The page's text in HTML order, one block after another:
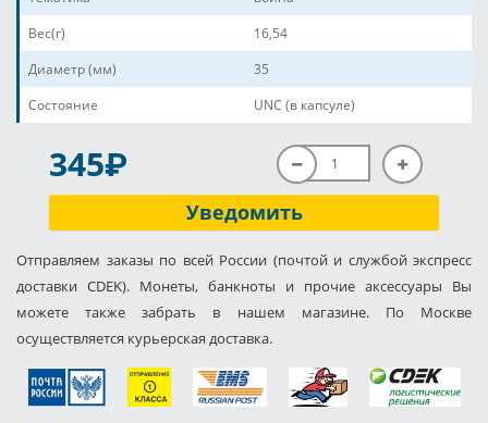
Вес(г)
16,54
Диаметр (мм)
35
Состояние
UNC (в капсуле)
345P
Уведомить
Отправляем заказы по всей России (почтой и службой экспресс
доставки CDEK). Монеты, банкноты и прочие аксессуары Вы
можете также забрать в нашем магазине. По Москве
осуществляется курьерская доставка.